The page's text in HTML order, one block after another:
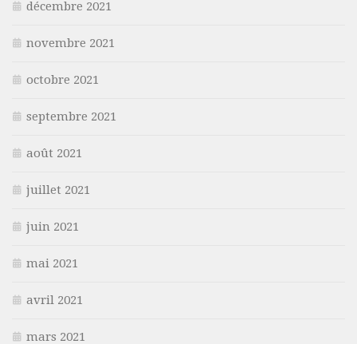
décembre 2021
novembre 2021
octobre 2021
septembre 2021
août 2021
juillet 2021
juin 2021
mai 2021
avril 2021
mars 2021